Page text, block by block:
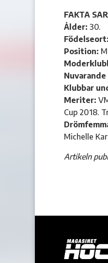
FAKTA
Ålder: 30.
Födelseort:
Position:
Klubbar
Meriter:
Cup 2018.
Michelle
Artikeln